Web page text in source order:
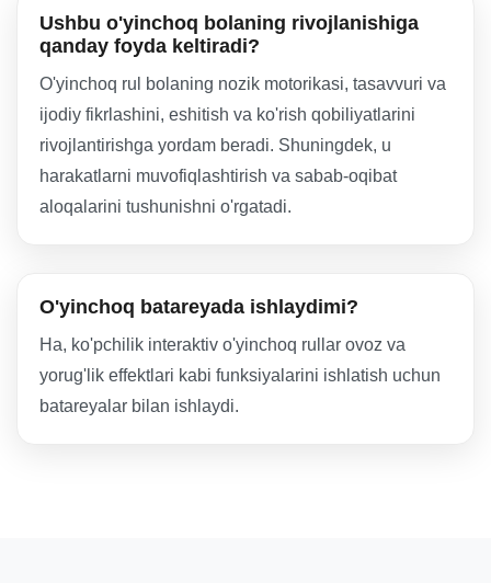
Ushbu o'yinchoq bolaning rivojlanishiga
qanday foyda keltiradi?
O'yinchoq rul bolaning nozik motorikasi, tasavvuri va
ijodiy fikrlashini, eshitish va ko'rish qobiliyatlarini
rivojlantirishga yordam beradi. Shuningdek, u
harakatlarni muvofiqlashtirish va sabab-oqibat
aloqalarini tushunishni o'rgatadi.
O'yinchoq batareyada ishlaydimi?
Ha, ko'pchilik interaktiv o'yinchoq rullar ovoz va
yorug'lik effektlari kabi funksiyalarini ishlatish uchun
batareyalar bilan ishlaydi.